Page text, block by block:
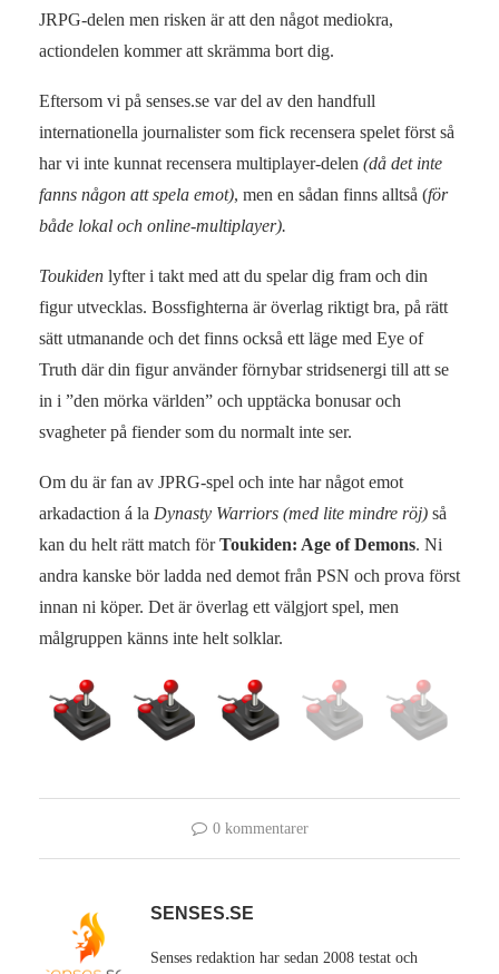
JRPG-delen men risken är att den något mediokra,
actiondelen kommer att skrämma bort dig.
Eftersom vi på senses.se var del av den handfull
internationella journalister som fick recensera spelet först så
har vi inte kunnat recensera multiplayer-delen (då det inte
fanns någon att spela emot), men en sådan finns alltså (för
både lokal och online-multiplayer).
Toukiden lyfter i takt med att du spelar dig fram och din
figur utvecklas. Bossfighterna är överlag riktigt bra, på rätt
sätt utmanande och det finns också ett läge med Eye of
Truth där din figur använder förnybar stridsenergi till att se
in i ”den mörka världen” och upptäcka bonusar och
svagheter på fiender som du normalt inte ser.
Om du är fan av JPRG-spel och inte har något emot
arkadaction á la Dynasty Warriors (med lite mindre röj) så
kan du helt rätt match förToukiden: Age of Demons. Ni
andra kanske bör ladda ned demot från PSN och prova först
innan ni köper. Det är överlag ett välgjort spel, men
målgruppen känns inte helt solklar.
0 kommentarer
SENSES.SE
Senses redaktion har sedan 2008 testat och